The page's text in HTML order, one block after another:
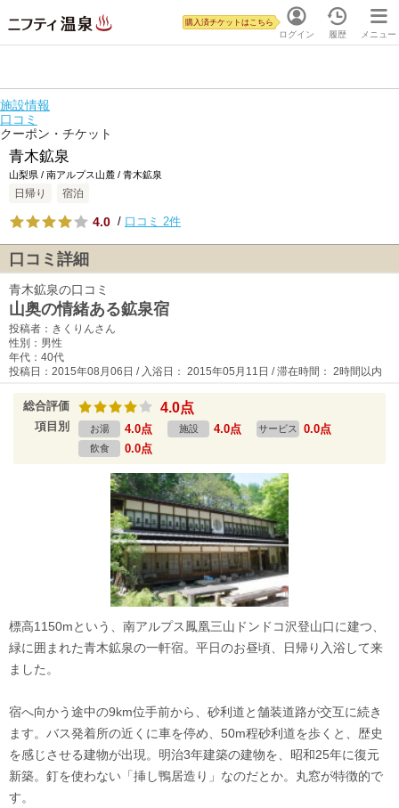
ログイン
購入済チケットはこちら
履歴 メニュー
施設情報
口コミ
クーポン・チケット
青木鉱泉
山梨県 / 南アルプス山麓 / 青木鉱泉
日帰り 宿泊
4.0 / 口コミ 2件
口コミ詳細
青木鉱泉の口コミ
山奥の情緒ある鉱泉宿
投稿者：きくりんさん
性別：男性
年代：40代
投稿日：2015年08月06日 / 入浴日： 2015年05月11日 / 滞在時間： 2時間以内
総合評価 4.0点
項目別 お湯 4.0点 施設 4.0点 サービス 0.0点
飲食 0.0点
標高1150mという、南アルプス鳳凰三山ドンドコ沢登山口に建つ、
緑に囲まれた青木鉱泉の一軒宿。平日のお昼頃、日帰り入浴して来
ました。
宿へ向かう途中の9km位手前から、砂利道と舗装道路が交互に続き
ます。バス発着所の近くに車を停め、50m程砂利道を歩くと、歴史
を感じさせる建物が出現。明治3年建築の建物を、昭和25年に復元
新築。釘を使わない「挿し鴨居造り」なのだとか。丸窓が特徴的で
す。